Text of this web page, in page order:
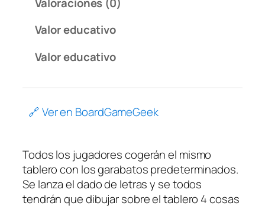
Valor educativo
Valor educativo
🔗 Ver en BoardGameGeek
Todos los jugadores cogerán el mismo
tablero con los garabatos predeterminados.
Se lanza el dado de letras y se todos
tendrán que dibujar sobre el tablero 4 cosas